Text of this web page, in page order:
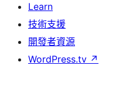
Learn
技術支援
開發者資源
WordPress.tv ↗